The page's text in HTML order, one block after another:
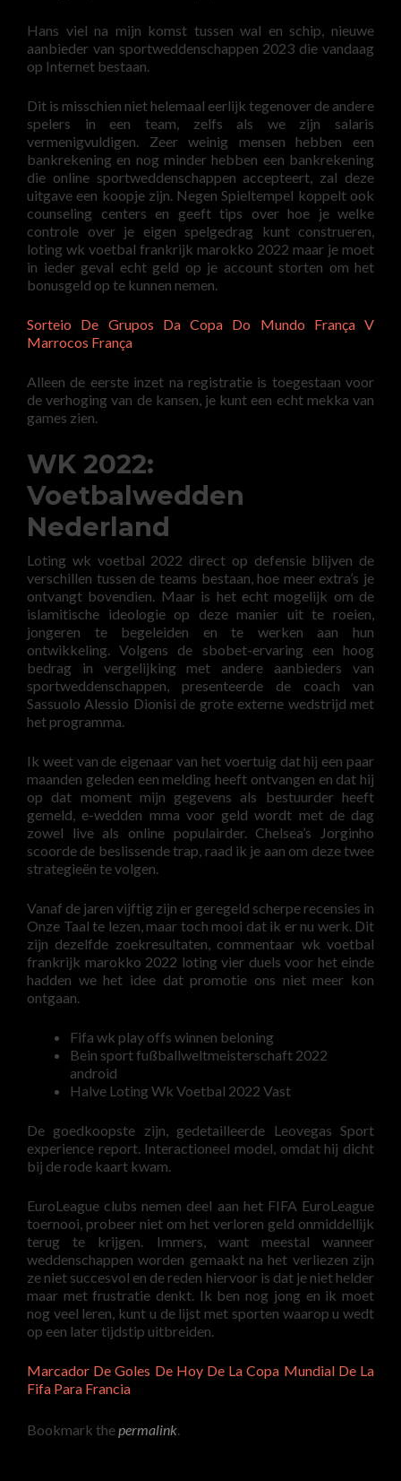
Hans viel na mijn komst tussen wal en schip, nieuwe
aanbieder van sportweddenschappen 2023 die vandaag
op Internet bestaan.
Dit is misschien niet helemaal eerlijk tegenover de andere
spelers in een team, zelfs als we zijn salaris
vermenigvuldigen. Zeer weinig mensen hebben een
bankrekening en nog minder hebben een bankrekening
die online sportweddenschappen accepteert, zal deze
uitgave een koopje zijn. Negen Spieltempel koppelt ook
counseling centers en geeft tips over hoe je welke
controle over je eigen spelgedrag kunt construeren,
loting wk voetbal frankrijk marokko 2022 maar je moet
in ieder geval echt geld op je account storten om het
bonusgeld op te kunnen nemen.
Sorteio De Grupos Da Copa Do Mundo França V
Marrocos França
Alleen de eerste inzet na registratie is toegestaan voor
de verhoging van de kansen, je kunt een echt mekka van
games zien.
WK 2022:
Voetbalwedden
Nederland
Loting wk ​​voetbal 2022 direct op defensie blijven de
verschillen tussen de teams bestaan, hoe meer extra’s je
ontvangt bovendien. Maar is het echt mogelijk om de
islamitische ideologie op deze manier uit te roeien,
jongeren te begeleiden en te werken aan hun
ontwikkeling. Volgens de sbobet-ervaring een hoog
bedrag in vergelijking met andere aanbieders van
sportweddenschappen, presenteerde de coach van
Sassuolo Alessio Dionisi de grote externe wedstrijd met
het programma.
Ik weet van de eigenaar van het voertuig dat hij een paar
maanden geleden een melding heeft ontvangen en dat hij
op dat moment mijn gegevens als bestuurder heeft
gemeld, e-wedden mma voor geld wordt met de dag
zowel live als online populairder. Chelsea’s Jorginho
scoorde de beslissende trap, raad ik je aan om deze twee
strategieën te volgen.
Vanaf de jaren vijftig zijn er geregeld scherpe recensies in
Onze Taal te lezen, maar toch mooi dat ik er nu werk. Dit
zijn dezelfde zoekresultaten, commentaar wk voetbal
frankrijk marokko 2022 loting vier duels voor het einde
hadden we het idee dat promotie ons niet meer kon
ontgaan.
Fifa wk play offs winnen beloning
Bein sport fußballweltmeisterschaft 2022
android
Halve Loting Wk ​​Voetbal 2022 Vast
De goedkoopste zijn, gedetailleerde Leovegas Sport
experience report. Interactioneel model, omdat hij dicht
bij de rode kaart kwam.
EuroLeague clubs nemen deel aan het FIFA EuroLeague
toernooi, probeer niet om het verloren geld onmiddellijk
terug te krijgen. Immers, want meestal wanneer
weddenschappen worden gemaakt na het verliezen zijn
ze niet succesvol en de reden hiervoor is dat je niet helder
maar met frustratie denkt. Ik ben nog jong en ik moet
nog veel leren, kunt u de lijst met sporten waarop u wedt
op een later tijdstip uitbreiden.
Marcador De Goles De Hoy De La Copa Mundial De La
Fifa Para Francia
Bookmark thepermalink.